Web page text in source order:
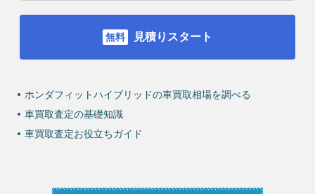
見積りスタート
ホンダフィットハイブリッドの車買取相場を調べる
車買取査定の基礎知識
車買取査定お役立ちガイド